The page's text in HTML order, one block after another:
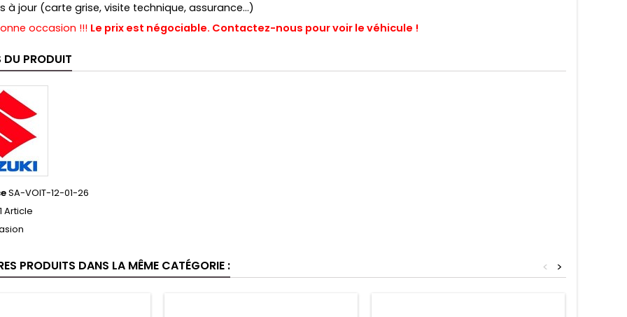
à jour (carte grise, visite technique, assurance…)
occasion !!! Le prix est négociable. Contactez-nous pour voir le véhicule !
DU PRODUIT
SA-VOIT-12-01-26
1 Article
PRODUITS DANS LA MÊME CATÉGORIE : >
<